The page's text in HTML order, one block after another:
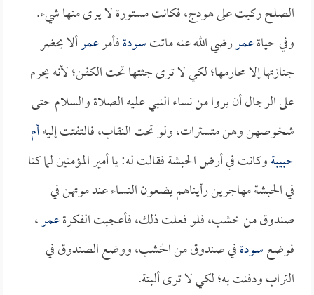
الصلح ركبت على هودج، فكانت مستورة لا يرى منها شيء.
وفي حياةعمررضي الله عنه ماتتسودةفأمرعمرألا يحضر
جنازتها إلا محارمها؛ لكي لا ترى جثتها تحت الكفن؛ لأنه يحرم
على الرجال أن يروا من نساء النبي عليه الصلاة والسلام حتى
شخوصهن وهن متسترات، ولو تحت النقاب، فالتفتت إليهأم
حبيبةوكانت في أرض الحبشة فقالت له: يا أمير المؤمنين لما كنا
في الحبشة مهاجرين رأيناهم يضعون النساء عند موتهن في
صندوق من خشب، فلو فعلت ذلك، فأعجبت الفكرةعمر،
فوضعسودةفي صندوق من الخشب، ووضع الصندوق في
التراب ودفنت به؛ لكي لا ترى ألبتة.